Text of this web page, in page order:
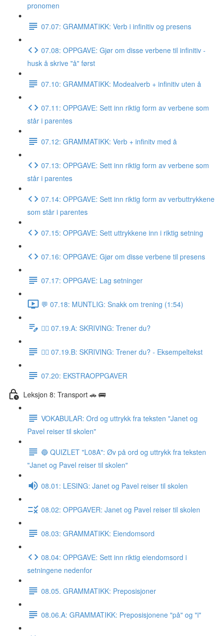
pronomen
07.07: GRAMMATIKK: Verb i infinitiv og presens
07.08: OPPGAVE: Gjør om disse verbene til infinitiv -
husk å skrive "å" først
07.10: GRAMMATIKK: Modealverb + infinitiv uten å
07.11: OPPGAVE: Sett inn riktig form av verbene som
står i parentes
07.12: GRAMMATIKK: Verb + infinitv med å
07.13: OPPGAVE: Sett inn riktig form av verbene som
står i parentes
07.14: OPPGAVE: Sett inn riktig form av verbuttrykkene
som står i parentes
07.15: OPPGAVE: Sett uttrykkene inn i riktig setning
07.16: OPPGAVE: Gjør om disse verbene til presens
07.17: OPPGAVE: Lag setninger
💬 07.18: MUNTLIG: Snakk om trening (1:54)
✍🏼 07.19.A: SKRIVING: Trener du?
✍🏼 07.19.B: SKRIVING: Trener du? - Eksempeltekst
07.20: EKSTRAOPPGAVER
Leksjon 8: Transport 🚗 🚌
VOKABULAR: Ord og uttrykk fra teksten "Janet og
Pavel reiser til skolen"
🔵 QUIZLET "L08A": Øv på ord og uttrykk fra teksten
"Janet og Pavel reiser til skolen"
08.01: LESING: Janet og Pavel reiser til skolen
08.02: OPPGAVER: Janet og Pavel reiser til skolen
08.03: GRAMMATIKK: Eiendomsord
08.04: OPPGAVE: Sett inn riktig eiendomsord i
setningene nedenfor
08.05. GRAMMATIKK: Preposisjoner
08.06.A: GRAMMATIKK: Preposisjonene "på" og "i"